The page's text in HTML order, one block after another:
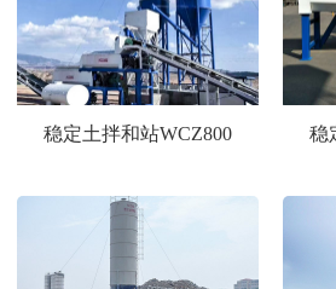
稳定土拌和站WCZ800 稳